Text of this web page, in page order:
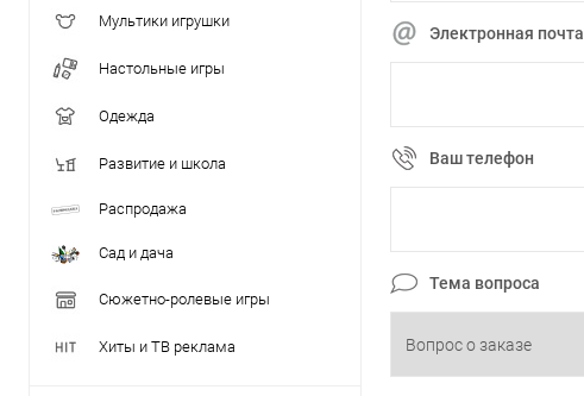
Мультики игрушки
Настольные игры
Одежда
Развитие и школа
Распродажа
Сад и дача
Сюжетно-ролевые игры
Хиты и ТВ реклама
Электронная почта
Ваш телефон
Тема вопроса